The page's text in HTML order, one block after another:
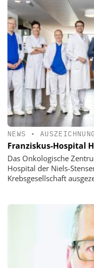
NEWS •
Franziskus-Hospital
Das Onkologische
Hospital der Niels-
Krebsgesellschaft